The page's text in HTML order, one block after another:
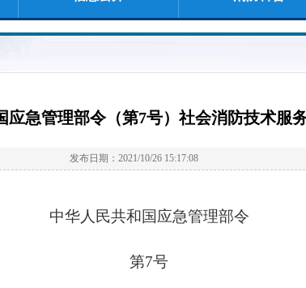
应急管理部令（第7号）社会消防技术服
发布日期：2021/10/26 15:17:08
中华人民共和国应急管理部令
第7号